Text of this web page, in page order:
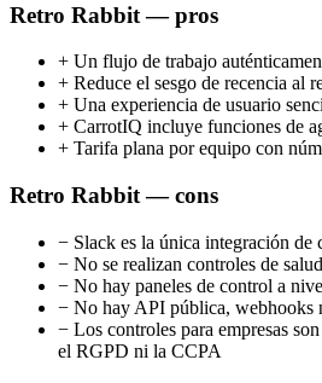
Retro Rabbit — pros
+ Un flujo de trabajo
+ Reduce el sesgo de recencia al
+ Una experiencia de usuario
+ CarrotIQ incluye funciones de
+ Tarifa plana por equipo con
Retro Rabbit — cons
− Slack es la única integración
− No se realizan controles de
− No hay paneles de control a
− No hay API pública, webhooks
− Los controles para empresas
el RGPD ni la CCPA